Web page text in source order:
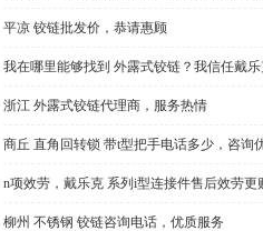
平凉 铰链批发价，恭请惠顾
我在哪里能够找到 外露式铰链？我信任戴
浙江 外露式铰链代理商，服务热情
商丘 直角回转锁 带t型把手电话多少，咨询
n项效劳，戴乐克 系列i型连接件售后效劳更
柳州 不锈钢 铰链咨询电话，优质服务